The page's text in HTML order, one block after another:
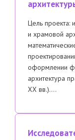
Цель проекта:
и храмовой
оформлении
архитектура
XX вв.)….